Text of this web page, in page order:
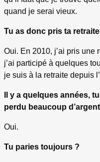
quand je serai vieux.
Tu as donc pris ta
Oui. En 2010, j’ai pris une
j’ai participé à quelques
je suis à la retraite depuis
Il y a quelques années,
perdu beaucoup
Oui.
Tu paries toujours ?